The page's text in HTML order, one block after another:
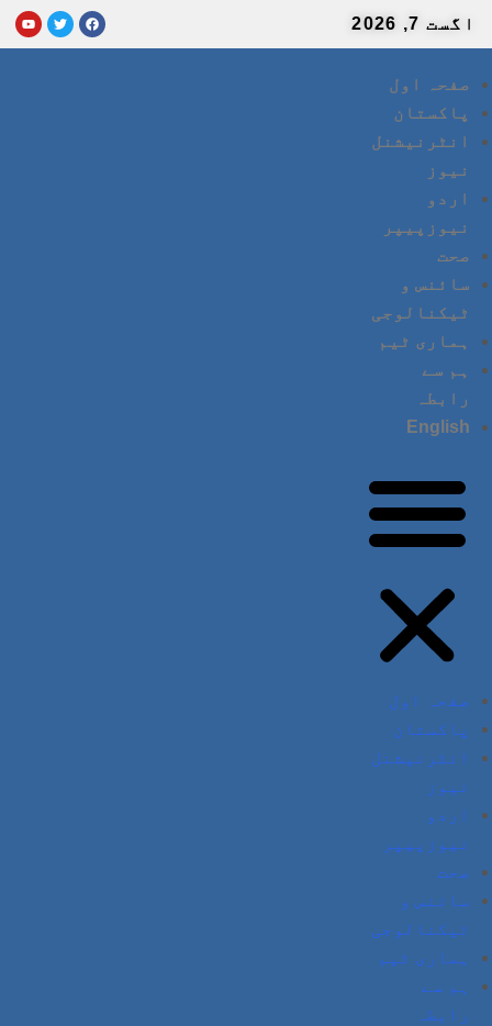
اگست 7, 2026
صفحہ اول
پاکستان
انٹرنیشنل
نیوز
اردو
نیوزپیپر
صحت
سائنس و
ٹیکنالوجی
ہماری ٹیم
ہم سے
رابطہ
English
صفحہ اول
پاکستان
انٹرنیشنل
نیوز
اردو
نیوزپیپر
صحت
سائنس و
ٹیکنالوجی
ہماری ٹیم
ہم سے
رابطہ